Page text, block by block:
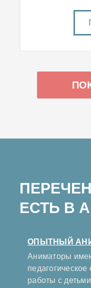
ЕСТЬ В
ОПЫТНЫЙ
Аниматоры
работы с детьми